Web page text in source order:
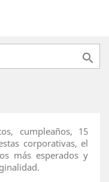

cumpleaños, 15
corporativas, el
más esperados y